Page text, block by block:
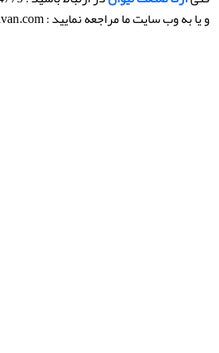
و یا به وب سایت ما مراجعه نمایید : www.arkasanattivan.com